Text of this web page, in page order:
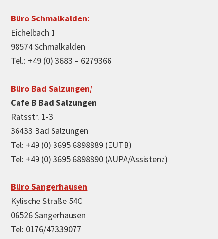
Büro Schmalkalden:
Eichelbach 1
98574 Schmalkalden
Tel.: +49 (0) 3683 – 6279366
Büro Bad Salzungen/
Cafe B Bad Salzungen
Ratsstr. 1-3
36433 Bad Salzungen
Tel: +49 (0) 3695 6898889 (EUTB)
Tel: +49 (0) 3695 6898890 (AUPA/Assistenz)
Büro Sangerhausen
Kylische Straße 54C
06526 Sangerhausen
Tel: 0176/47339077